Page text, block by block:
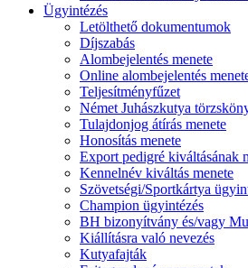
Ügyintézés
Letölthető dokumentumok
Díjszabás
Alombejelentés menete
Online alombejelentés
Teljesítményfűzet
Német Juhászkutya
Tulajdonjog átírás menete
Honosítás menete
Export pedigré kiváltásának
Kennelnév kiváltás menete
Szövetségi/Sportkártya
Champion ügyintézés
BH bizonyítvány és/vagy
Kiállításra való nevezés
Kutyafajták